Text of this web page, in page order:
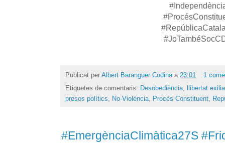
Publicat per Albert Baranguer Codina a 23:01
1
Etiquetes de comentaris: Desobediència,
llibertat
presos polítics, No-Violència, Procés Constituent,
#EmergènciaClimàtica27S